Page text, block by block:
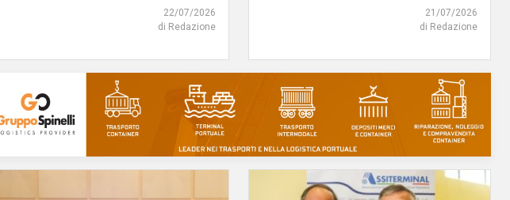
22/07/2026
di Redazione
21/07/2026
di Redazione